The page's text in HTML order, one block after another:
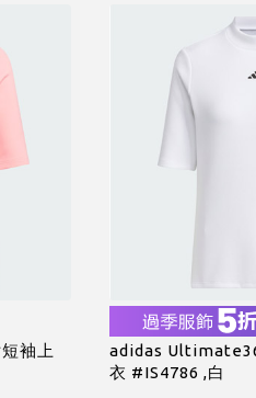
袖上
adidas
衣 #IS4786 ,白